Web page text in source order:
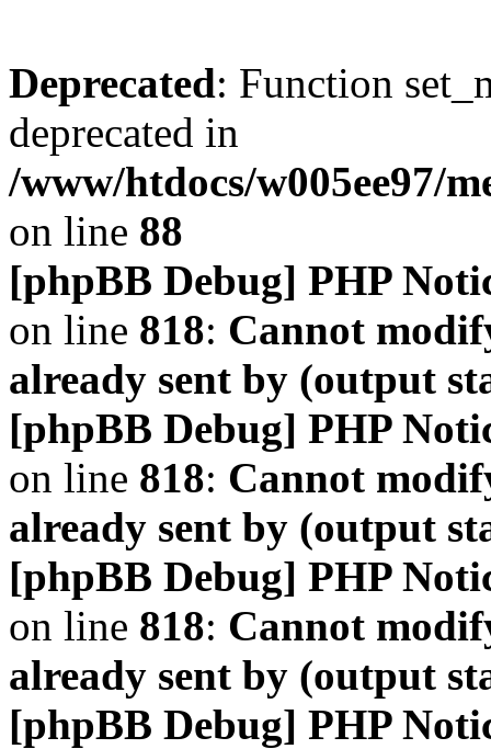
Deprecated: Function
deprecated in
/www/htdocs/w005ee97/
on line 88
[phpBB Debug] PHP
on line 818: Cannot
already sent by (output
[phpBB Debug] PHP
on line 818: Cannot
already sent by (output
[phpBB Debug] PHP
on line 818: Cannot
already sent by (output
[phpBB Debug] PHP